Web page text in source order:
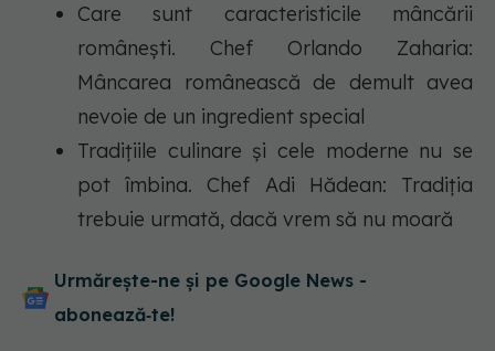
Care sunt caracteristicile mâncării
românești. Chef Orlando Zaharia:
Mâncarea românească de demult avea
nevoie de un ingredient special
Tradițiile culinare și cele moderne nu se
pot îmbina. Chef Adi Hădean: Tradiția
trebuie urmată, dacă vrem să nu moară
Urmărește-ne și pe Google News -
abonează‑te!